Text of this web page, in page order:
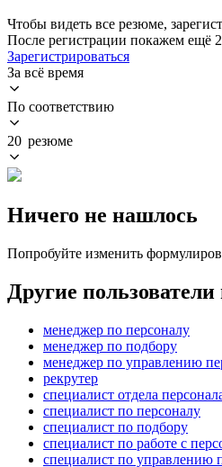
Чтобы видеть все резюме,
После регистрации покажем ещё
Зарегистрироваться
За всё время
По соответствию
20 резюме
Ничего не нашлось
Попробуйте изменить
Другие
менеджер по персоналу
менеджер по подбору
менеджер по управлению
рекрутер
специалист отдела
специалист по персоналу
специалист по подбору
специалист по работе с
специалист по управлению